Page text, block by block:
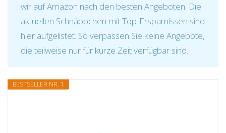
wir auf Amazon nach den besten Angeboten. Die
aktuellen Schnäppchen mit Top-Ersparnissen sind
hier aufgelistet. So verpassen Sie keine Angebote,
die teilweise nur für kurze Zeit verfügbar sind.
BESTSELLER NR. 1